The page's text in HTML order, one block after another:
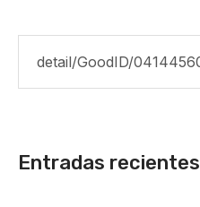
Entradas recientes